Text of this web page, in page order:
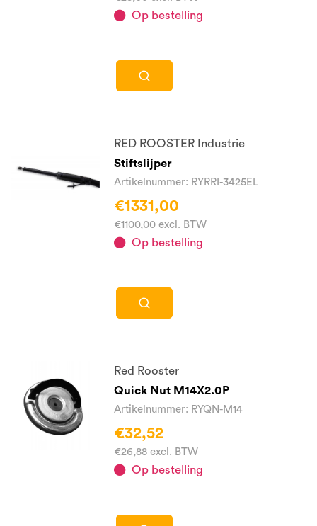
Op bestelling
RED ROOSTER Industrie
Stiftslijper
Artikelnummer: RYRRI-3425EL
€1331,00
€1100,00 excl. BTW
Op bestelling
Red Rooster
Quick Nut M14X2.0P
Artikelnummer: RYQN-M14
€32,52
€26,88 excl. BTW
Op bestelling